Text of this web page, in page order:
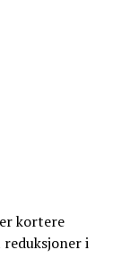
kortere
i